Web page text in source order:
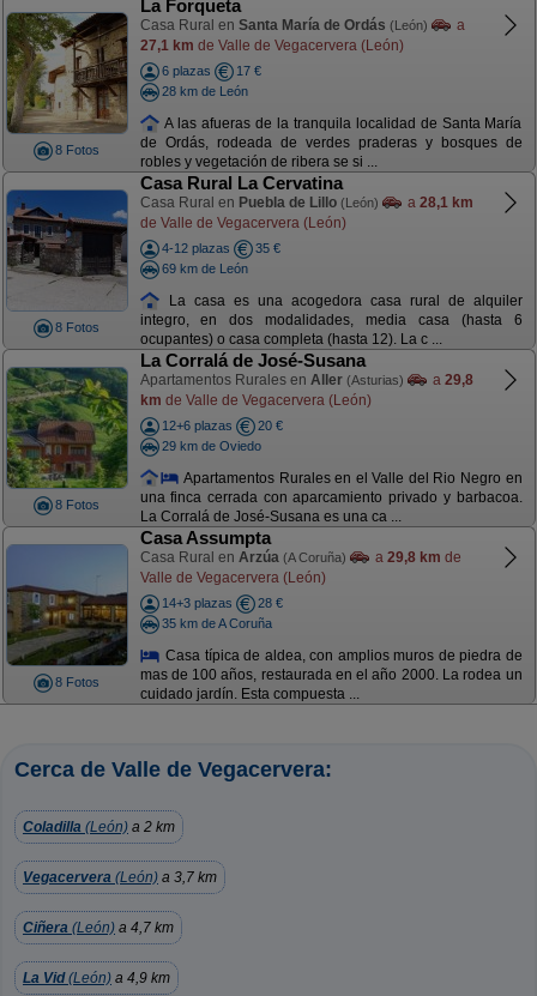
8 Fotos
La Forqueta
Casa Rural en Santa María de Ordás (León)
a
27,1 km de Valle de Vegacervera (León)
6 plazas
17 €
28 km de León
A las afueras de la tranquila localidad de Santa María
de Ordás, rodeada de verdes praderas y bosques de
robles y vegetación de ribera se si ...
8 Fotos
Casa Rural La Cervatina
Casa Rural en Puebla de Lillo (León) a 28,1 km
de Valle de Vegacervera (León)
4-12 plazas
35 €
69 km de León
La casa es una acogedora casa rural de alquiler
integro, en dos modalidades, media casa (hasta 6
ocupantes) o casa completa (hasta 12). La c ...
8 Fotos
La Corralá de José-Susana
Apartamentos Rurales en Aller (Asturias) a 29,8
km de Valle de Vegacervera (León)
12+6 plazas
20 €
29 km de Oviedo
Apartamentos Rurales en el Valle del Rio Negro en
una finca cerrada con aparcamiento privado y barbacoa.
La Corralá de José-Susana es una ca ...
8 Fotos
Casa Assumpta
Casa Rural en Arzúa (A Coruña) a 29,8 km de
Valle de Vegacervera (León)
14+3 plazas
28 €
35 km de A Coruña
Casa típica de aldea, con amplios muros de piedra de
mas de 100 años, restaurada en el año 2000. La rodea un
cuidado jardín. Esta compuesta ...
Cerca de Valle de Vegacervera:
Coladilla (León) a 2 km
Vegacervera (León) a 3,7 km
Ciñera (León) a 4,7 km
La Vid(León) a 4,9 km